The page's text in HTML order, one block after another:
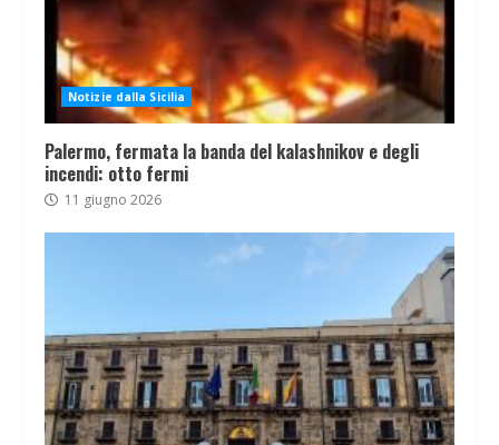
Notizie dalla Sicilia
Palermo, fermata la banda del kalashnikov e degli
incendi: otto fermi
11 giugno 2026